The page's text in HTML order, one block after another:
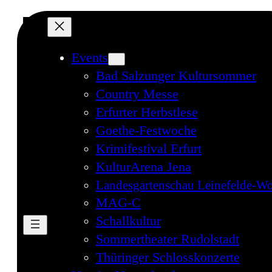
Events
Bad Salzunger Kultursommer
Country Messe
Erfurter Herbstlese
Goethe-Festwoche
Krimifestival Erfurt
KulturArena Jena
Landesgartenschau Leinefelde-
MAG-C
Schallkultur
Sommertheater Rudolstadt
Thüringer Schlosskonzerte